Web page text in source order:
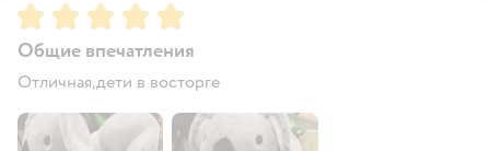
Рейтинг:5
Общие впечатления
Отличная,дети в восторге